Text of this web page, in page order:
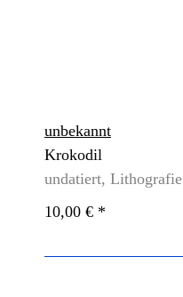
unbekannt
Krokodil
undatiert, Lithografie
10,00 € *